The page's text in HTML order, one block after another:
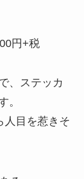
円+税
、ステッカ
。
人目を惹きそ